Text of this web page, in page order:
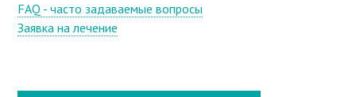
FAQ - часто задаваемые вопросы
Заявка на лечение